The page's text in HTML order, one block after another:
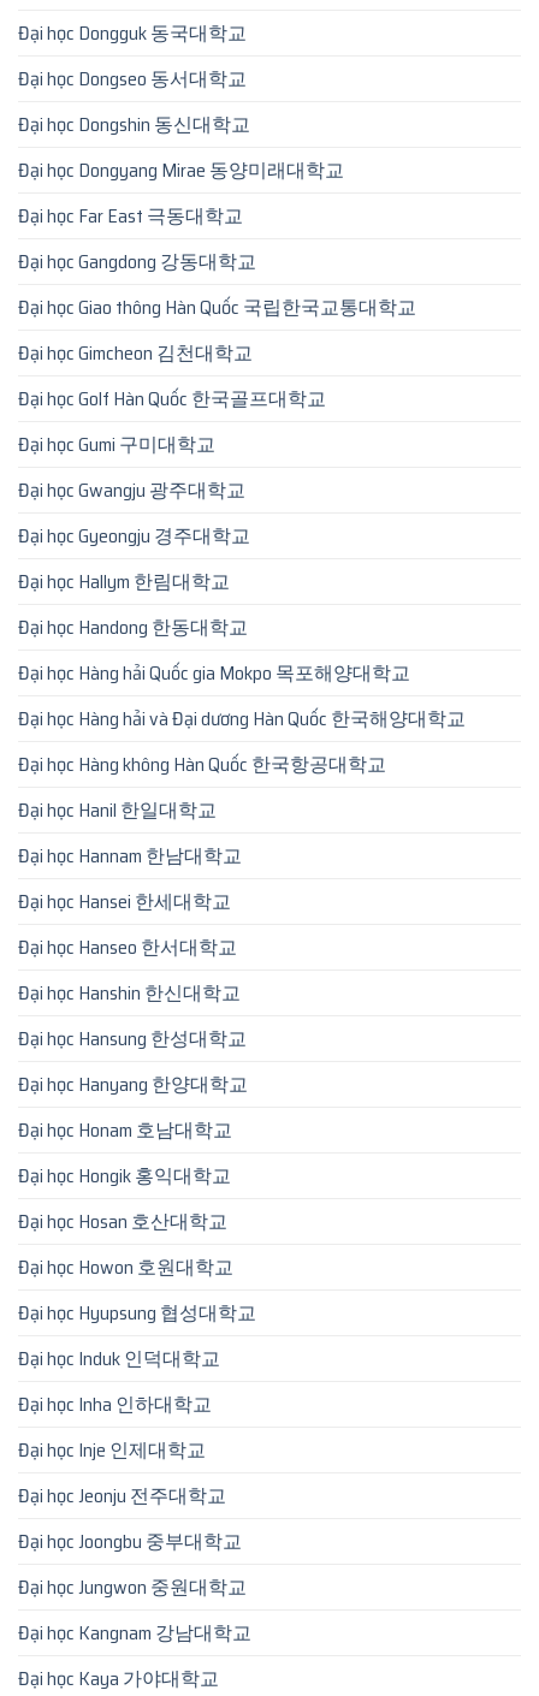
Đại học Dongguk 동국대학교
Đại học Dongseo 동서대학교
Đại học Dongshin 동신대학교
Đại học Dongyang Mirae 동양미래대학교
Đại học Far East 극동대학교
Đại học Gangdong 강동대학교
Đại học Giao thông Hàn Quốc 국립한국교통대학교
Đại học Gimcheon 김천대학교
Đại học Golf Hàn Quốc 한국골프대학교
Đại học Gumi 구미대학교
Đại học Gwangju 광주대학교
Đại học Gyeongju 경주대학교
Đại học Hallym 한림대학교
Đại học Handong 한동대학교
Đại học Hàng hải Quốc gia Mokpo 목포해양대학교
Đại học Hàng hải và Đại dương Hàn Quốc 한국해양대학교
Đại học Hàng không Hàn Quốc 한국항공대학교
Đại học Hanil 한일대학교
Đại học Hannam 한남대학교
Đại học Hansei 한세대학교
Đại học Hanseo 한서대학교
Đại học Hanshin 한신대학교
Đại học Hansung 한성대학교
Đại học Hanyang 한양대학교
Đại học Honam 호남대학교
Đại học Hongik 홍익대학교
Đại học Hosan 호산대학교
Đại học Howon 호원대학교
Đại học Hyupsung 협성대학교
Đại học Induk 인덕대학교
Đại học Inha 인하대학교
Đại học Inje 인제대학교
Đại học Jeonju 전주대학교
Đại học Joongbu 중부대학교
Đại học Jungwon 중원대학교
Đại học Kangnam 강남대학교
Đại học Kaya 가야대학교